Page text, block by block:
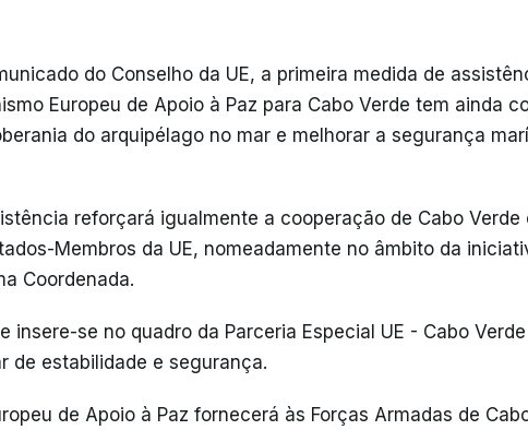
do Conselho da UE, a primeira medida de
Europeu de Apoio à Paz para Cabo Verde tem ainda
do arquipélago no mar e melhorar a segurança
reforçará igualmente a cooperação de Cabo Verde
Membros da UE, nomeadamente no âmbito da
Coordenada.
insere-se no quadro da Parceria Especial UE - Cabo
de estabilidade e segurança.
de Apoio à Paz fornecerá às Forças Armadas de